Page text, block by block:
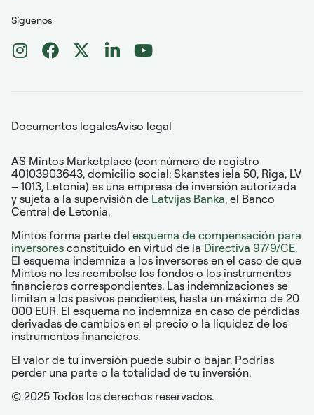
Síguenos
Documentos legalesAviso legal
AS Mintos Marketplace (con número de registro
40103903643, domicilio social: Skanstes iela 50, Riga, LV
– 1013, Letonia) es una empresa de inversión autorizada
y sujeta a la supervisión de Latvijas Banka, el Banco
Central de Letonia.
Mintos forma parte del esquema de compensación para
inversores constituido en virtud de la Directiva 97/9/CE.
El esquema indemniza a los inversores en el caso de que
Mintos no les reembolse los fondos o los instrumentos
financieros correspondientes. Las indemnizaciones se
limitan a los pasivos pendientes, hasta un máximo de 20
000 EUR. El esquema no indemniza en caso de pérdidas
derivadas de cambios en el precio o la liquidez de los
instrumentos financieros.
El valor de tu inversión puede subir o bajar. Podrías
perder una parte o la totalidad de tu inversión.
© 2025 Todos los derechos reservados.